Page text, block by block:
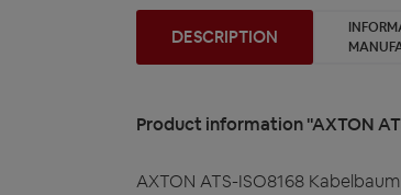
DESCRIPTION
Product information "AXTON
AXTON ATS-ISO8168